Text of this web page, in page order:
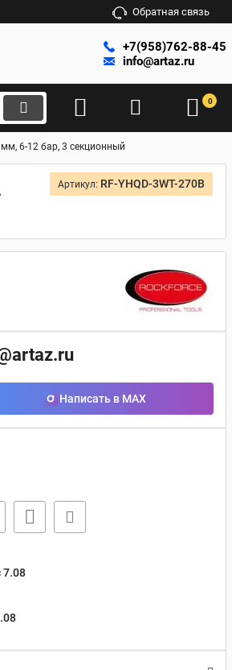
Обратная связь
+7(958)762-88-45
info@artaz.ru
0
6-12 бар, 3 секционный
Артикул: RF-YHQD-3WT-270B
Написать в MAX
7.08